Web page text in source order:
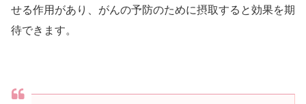
せる作用があり、がんの予防のために摂取すると効果を期
待できます。